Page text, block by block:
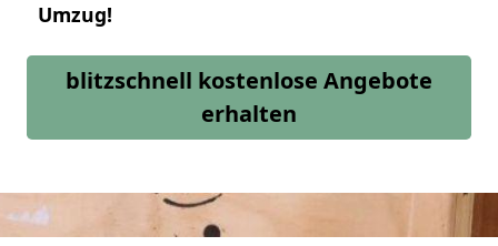
Umzug!
blitzschnell kostenlose Angebote
erhalten